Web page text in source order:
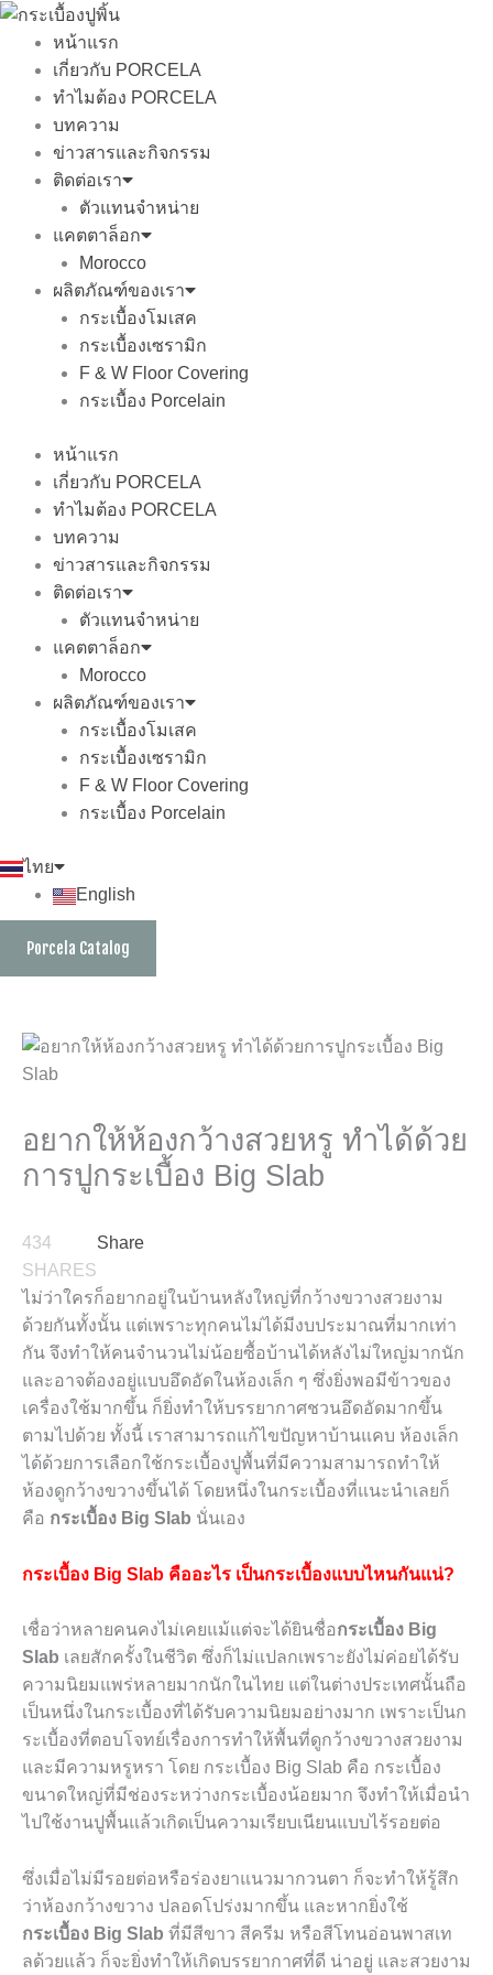
Skip
content
หน้าแรก
เกี่ยวกับ PORCELA
ทำไมต้อง PORCELA
บทความ
ข่าวสารและกิจกรรม
ติดต่อเรา
ตัวแทนจำหน่าย
แคตตาล็อก
Morocco
ผลิตภัณฑ์ของเรา
กระเบื้องโมเสค
กระเบื้องเซรามิก
F & W Floor Covering
กระเบื้อง Porcelain
หน้าแรก
เกี่ยวกับ PORCELA
ทำไมต้อง PORCELA
บทความ
ข่าวสารและกิจกรรม
ติดต่อเรา
ตัวแทนจำหน่าย
แคตตาล็อก
Morocco
ผลิตภัณฑ์ของเรา
กระเบื้องโมเสค
กระเบื้องเซรามิก
F & W Floor Covering
กระเบื้อง Porcelain
ไทย
English
Porcela Catalog
อยากให้ห้องกว้างสวยหรู ทำได้ด้วย
การปูกระเบื้อง Big Slab
434
SHARES
Share
ไม่ว่าใครก็อยากอยู่ในบ้านหลังใหญ่ที่กว้างขวางสวยงาม
ด้วยกันทั้งนั้น แต่เพราะทุกคนไม่ได้มีงบประมาณที่มากเท่า
กัน จึงทำให้คนจำนวนไม่น้อยซื้อบ้านได้หลังไม่ใหญ่มากนัก
และอาจต้องอยู่แบบอึดอัดในห้องเล็ก ๆ ซึ่งยิ่งพอมีข้าวของ
เครื่องใช้มากขึ้น ก็ยิ่งทำให้บรรยากาศชวนอึดอัดมากขึ้น
ตามไปด้วย ทั้งนี้ เราสามารถแก้ไขปัญหาบ้านแคบ ห้องเล็ก
ได้ด้วยการเลือกใช้กระเบื้องปูพื้นที่มีความสามารถทำให้
ห้องดูกว้างขวางขึ้นได้ โดยหนึ่งในกระเบื้องที่แนะนำเลยก็
คือ กระเบื้อง Big Slab นั่นเอง
กระเบื้อง Big Slab คืออะไร เป็นกระเบื้องแบบไหนกันแน่?
เชื่อว่าหลายคนคงไม่เคยแม้แต่จะได้ยินชื่อกระเบื้อง Big
Slab เลยสักครั้งในชีวิต ซึ่งก็ไม่แปลกเพราะยังไม่ค่อยได้รับ
ความนิยมแพร่หลายมากนักในไทย แต่ในต่างประเทศนั้นถือ
เป็นหนึ่งในกระเบื้องที่ได้รับความนิยมอย่างมาก เพราะเป็นก
ระเบื้องที่ตอบโจทย์เรื่องการทำให้พื้นที่ดูกว้างขวางสวยงาม
และมีความหรูหรา โดย กระเบื้อง Big Slab คือ กระเบื้อง
ขนาดใหญ่ที่มีช่องระหว่างกระเบื้องน้อยมาก จึงทำให้เมื่อนำ
ไปใช้งานปูพื้นแล้วเกิดเป็นความเรียบเนียนแบบไร้รอยต่อ
ซึ่งเมื่อไม่มีรอยต่อหรือร่องยาแนวมากวนตา ก็จะทำให้รู้สึก
ว่าห้องกว้างขวาง ปลอดโปร่งมากขึ้น และหากยิ่งใช้
กระเบื้อง Big Slab ที่มีสีขาว สีครีม หรือสีโทนอ่อนพาสเท
ลด้วยแล้ว ก็จะยิ่งทำให้เกิดบรรยากาศที่ดี น่าอยู่ และสวยงาม